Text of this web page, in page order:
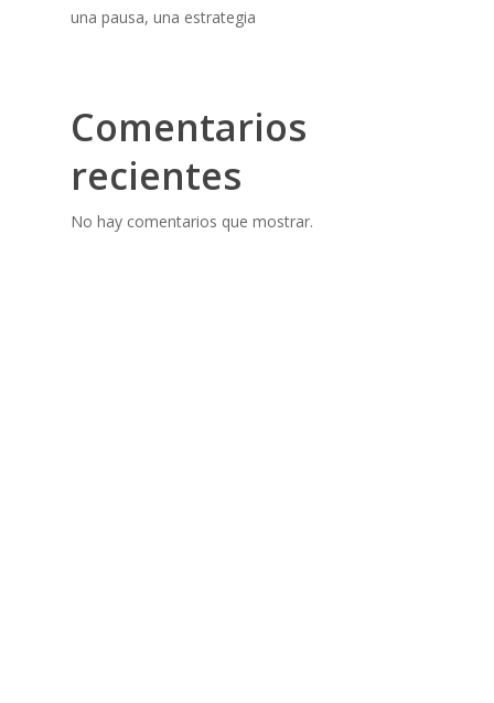
una pausa, una estrategia
Comentarios
recientes
No hay comentarios que mostrar.